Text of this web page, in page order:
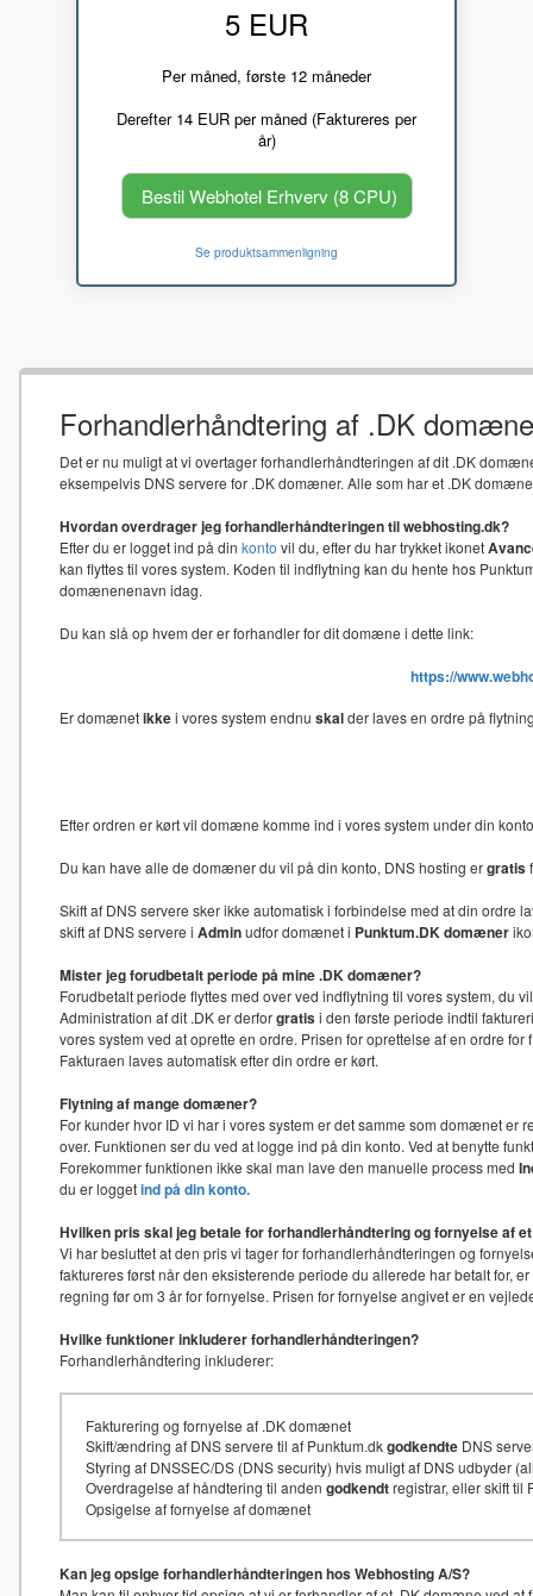
5 EUR
Per måned, første 12 måneder
Derefter 14 EUR per måned (Faktureres per
år)
Bestil Webhotel Erhverv (8 CPU)
Se produktsammenligning
Forhandlerhåndtering af .DK
Det er nu muligt at vi overtager forhandlerhåndteringen af dit .DK
eksempelvis DNS servere for .DK domæner. Alle som har et .DK
Hvordan overdrager jeg forhandlerhåndteringen til webhosting.dk?
Efter du er logget ind på din konto vil du, efter du har trykket ikonet
kan flyttes til vores system. Koden til indflytning kan du hente hos
domænenenavn idag.
Du kan slå op hvem der er forhandler for dit domæne i dette link:
https://
Er domænetikkei vores system endnu skalder laves en ordre på
Efter ordren er kørt vil domæne komme ind i vores system under din
Du kan have alle de domæner du vil på din konto, DNS hosting ergratis
Skift af DNS servere sker ikke automatisk i forbindelse med at din
skift af DNS servere i Adminudfor domænet i Punktum.DK domæner
Mister jeg forudbetalt periode på mine .DK domæner?
Forudbetalt periode flyttes med over ved indflytning til vores system,
Administration af dit .DK er derforgratisi den første periode indtil
vores system ved at oprette en ordre. Prisen for oprettelse af en ordre
Fakturaen laves automatisk efter din ordre er kørt.
Flytning af mange domæner?
For kunder hvor ID vi har i vores system er det samme som domænet
over. Funktionen ser du ved at logge ind på din konto. Ved at benytte
Forekommer funktionen ikke skal man lave den manuelle process med
du er loggetind på din konto.
Hvilken pris skal jeg betale for forhandlerhåndtering og fornyelse af
Vi har besluttet at den pris vi tager for forhandlerhåndteringen og
faktureres først når den eksisterende periode du allerede har betalt for,
regning før om 3 år for fornyelse. Prisen for fornyelse angivet er en
Hvilke funktioner inkluderer forhandlerhåndteringen?
Forhandlerhåndtering inkluderer:
Fakturering og fornyelse af .DK domænet
Skift/ændring af DNS servere til af Punktum.dkgodkendte DNS
Styring af DNSSEC/DS (DNS security) hvis muligt af DNS udbyder
Overdragelse af håndtering til anden godkendtregistrar, eller skift til
Opsigelse af fornyelse af domænet
Kan jeg opsige forhandlerhåndteringen hos Webhosting A/S?